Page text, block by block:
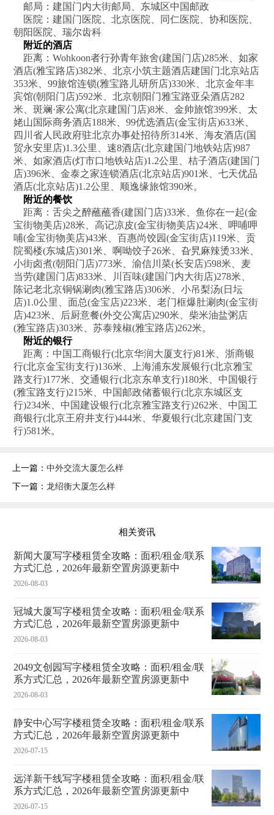
邮局：建国门内大街邮局、东城区中国邮政
医院：建国门医院、北京医院、同仁医院、协和医院、
朝阳医院、瑞尔齿科
附近的酒店
距离：Wohkoon者行孙青年旅舍(建国门店)285米、如家
酒店(雅宝路店)382米、北京小筑主题酒店建国门北京站店
353米、99旅馆连锁(雅宝路儿研所店)330米、北京金年丰
宾馆(朝阳门店)592米、北京朝阳门雅宝路亚朵酒店282
米、斑斓·家公寓(北京建国门店)8米、金帅旅馆399米、太
姥山国际商务酒店188米、99优选酒店(金宝街店)633米、
四川省人民政府驻北京办事处招待所314米、海友酒店(国
贸永安里店)1.3公里、速8酒店(北京建国门地铁站店)987
米、如家酒店(灯市口地铁站店)1.2公里、桔子酒店(建国门
店)396米、金泰之家连锁酒店(北京站店)901米、七天优品
酒店(北京站店)1.2公里、顺逸缘旅馆390米。
附近的餐饮
距离：舌尖之醉蘸蘸香(建国门店)33米、鱼你在一起(金
宝街物美店)28米、高记凉皮(金宝街物美店)24米、呷哺呷
哺(金宝街物美店)43米、百惠尚饺园(金宝街店)119米、贡
院蜀楼(东城店)301米、啊呦饺子26米、旮旯麻辣烫33米、
小街卤煮(朝阳门店)773米、渝信川菜(长安店)598米、麦
当劳(建国门店)833米、川百味(建国门内大街店)278米、
陈记老北京铜锅涮肉(雅宝路店)306米、小吊梨汤(日坛
店)1.0公里、面总(金宝店)223米、老门框爆肚涮肉(金宝街
店)423米、后厨意餐(外交公寓店)290米、柴米油盐粥店
(雅宝路店)303米、苏泰辣椒(雅宝路店)262米。
附近的银行
距离：中国工商银行(北京华润大厦支行)81米、浙商银
行(北京金宝街支行)136米、上海浦东发展银行(北京雅宝
路支行)177米、交通银行(北京东单支行)180米、中国银行
(雅宝路支行)215米、中国邮政储蓄银行(北京东城区支
行)234米、中国建设银行(北京雅宝路支行)262米、中国工
商银行(北京王府井支行)444米、华夏银行(北京建国门支
行)581米。
上一篇： 中外交流大厦怎么样
下一篇： 龙绍衡大厦怎么样
相关资讯
新闻大厦写字楼租赁全攻略：面积/租金/联系
方式汇总，2026年最新空置房源更新中
2026-08-03
冠城大厦写字楼租赁全攻略：面积/租金/联系
方式汇总，2026年最新空置房源更新中
2026-08-03
2049文创园写字楼租赁全攻略：面积/租金/联
系方式汇总，2026年最新空置房源更新中
2026-08-03
静安中心写字楼租赁全攻略：面积/租金/联系
方式汇总，2026年最新空置房源更新中
2026-07-15
远洋新干线写字楼租赁全攻略：面积/租金/联
系方式汇总，2026年最新空置房源更新中
2026-07-15